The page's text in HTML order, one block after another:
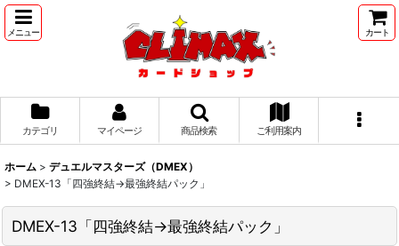
メニュー カート
カテゴリ マイページ 商品検索 ご利用案内
ホーム > デュエルマスターズ（DMEX）
> DMEX-13「四強終結→最強終結パック」
DMEX-13「四強終結→最強終結パック」